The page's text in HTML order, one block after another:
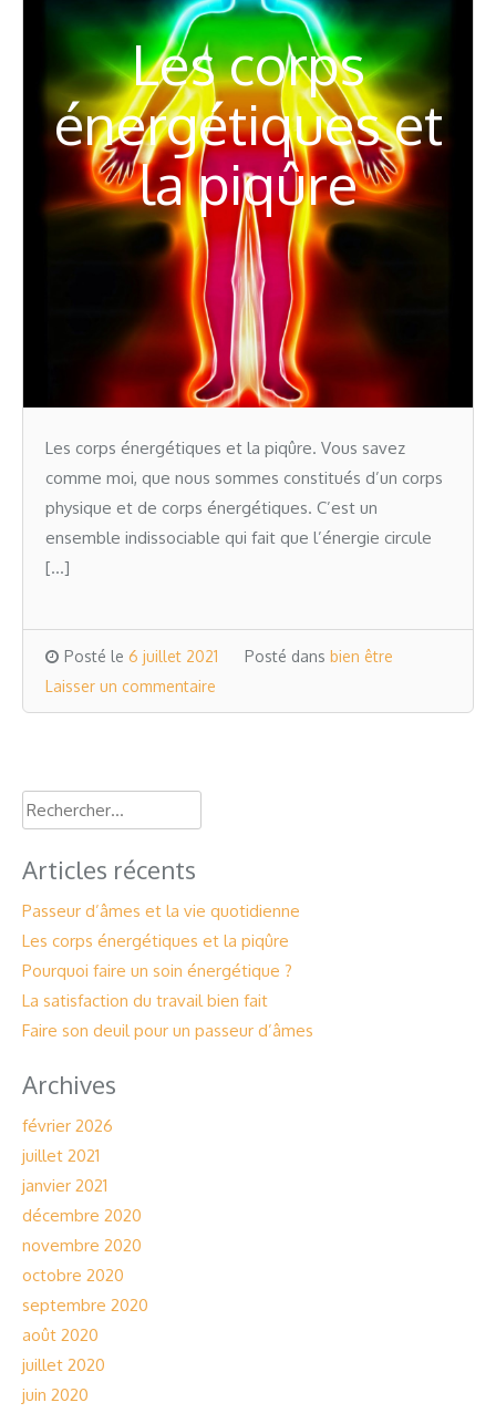
Les corps
énergétiques et
la piqûre
Les corps énergétiques et la piqûre. Vous savez
comme moi, que nous sommes constitués d’un corps
physique et de corps énergétiques. C’est un
ensemble indissociable qui fait que l’énergie circule
[…]
Posté le 6 juillet 2021 Posté dans bien être
Laisser un commentaire
Rechercher :
Articles récents
Passeur d’âmes et la vie quotidienne
Les corps énergétiques et la piqûre
Pourquoi faire un soin énergétique ?
La satisfaction du travail bien fait
Faire son deuil pour un passeur d’âmes
Archives
février 2026
juillet 2021
janvier 2021
décembre 2020
novembre 2020
octobre 2020
septembre 2020
août 2020
juillet 2020
juin 2020